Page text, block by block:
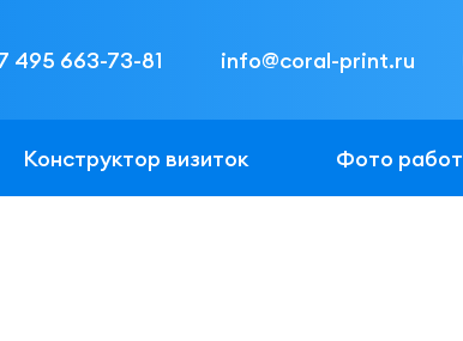
495 663-73-81 info@coral-print.ru
Конструктор визиток Фото работ